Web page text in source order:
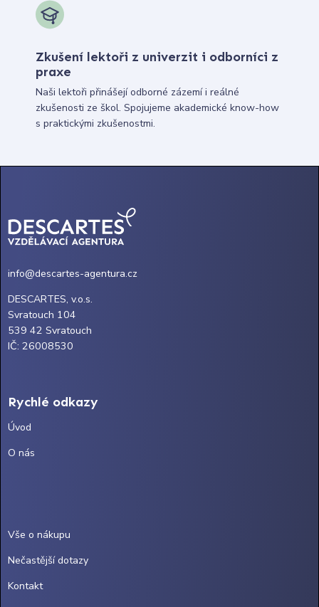
Zkušení lektoři z univerzit i odborníci z
praxe
Naši lektoři přinášejí odborné zázemí i reálné
zkušenosti ze škol. Spojujeme akademické know-how
s praktickými zkušenostmi.
info@descartes-agentura.cz
DESCARTES, v.o.s.
Svratouch 104
539 42 Svratouch
IČ: 26008530
Rychlé odkazy
Úvod
O nás
Vše o nákupu
Nečastější dotazy
Kontakt